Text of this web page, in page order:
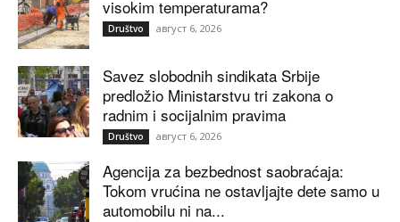
visokim temperaturama?
Društvo август 6, 2026
Savez slobodnih sindikata Srbije
predložio Ministarstvu tri zakona o
radnim i socijalnim pravima
Društvo август 6, 2026
Agencija za bezbednost saobraćaja:
Tokom vrućina ne ostavljajte dete samo u
automobilu ni na...